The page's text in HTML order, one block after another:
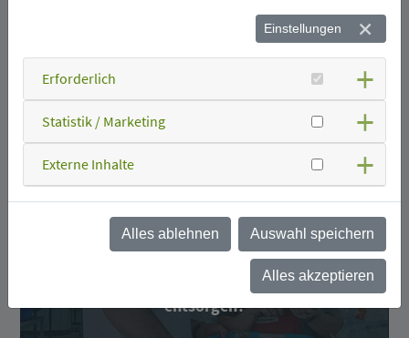
Was kann ich wo
entsorgen?
Einstellungen
Erforderlich
Statistik / Marketing
Externe Inhalte
Alles ablehnen Auswahl speichern
Alles akzeptieren